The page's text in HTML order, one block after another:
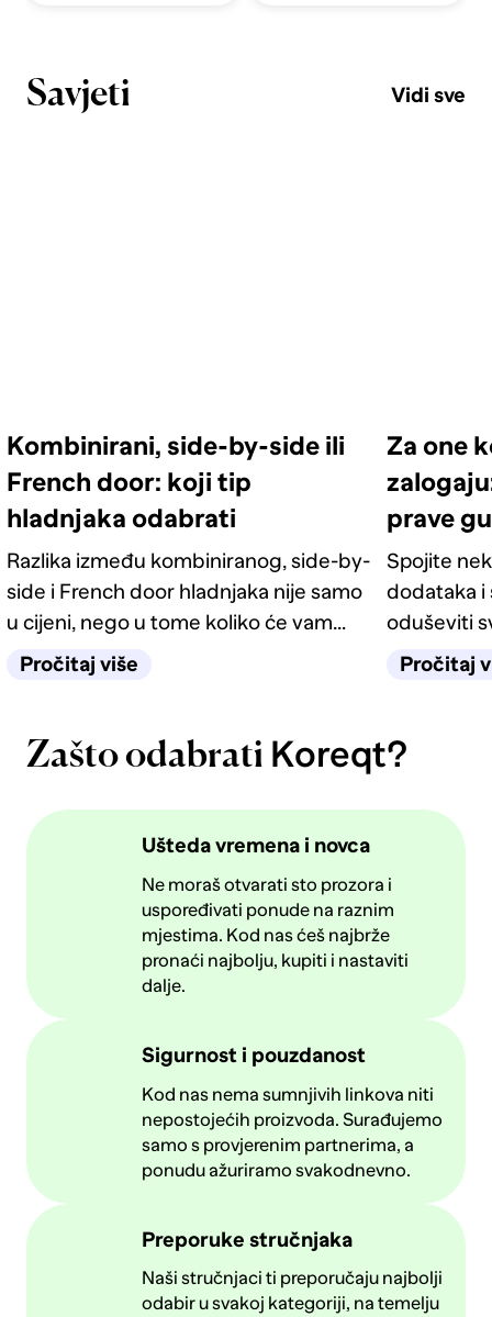
Savjeti Vidi sve
Kombinirani, side-by-side ili
French door: koji tip
hladnjaka odabrati
Razlika između kombiniranog, side-by-
side i French door hladnjaka nije samo
u cijeni, nego u tome koliko će vam
život u kuhinji biti jednostavan
Pročitaj više
Za one
prave
Spojite
dodataka i
oduševiti
četiri
Pročitaj
Zašto odabrati Koreqt?
Ušteda vremena i novca
Ne moraš otvarati sto prozora i
uspoređivati ponude na raznim
mjestima. Kod nas ćeš najbrže
pronaći najbolju, kupiti i nastaviti
dalje.
Sigurnost i pouzdanost
Kod nas nema sumnjivih linkova niti
nepostojećih proizvoda. Surađujemo
samo s provjerenim partnerima, a
ponudu ažuriramo svakodnevno.
Preporuke stručnjaka
Naši stručnjaci ti preporučaju najbolji
odabir u svakoj kategoriji, na temelju